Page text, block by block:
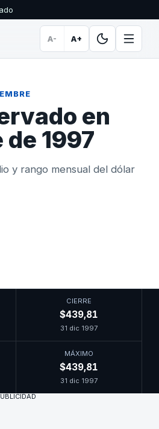
A- A+
en
1997
y rango mensual del dólar
CIERRE
$439,81
31 dic 1997
MÁXIMO
$439,81
31 dic 1997